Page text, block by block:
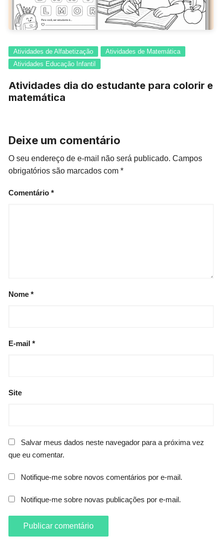
Atividades de Alfabetização
Atividades de Matemática
Atividades Educação Infantil
Atividades dia do estudante para colorir e
matemática
Deixe um comentário
O seu endereço de e-mail não será publicado. Campos
obrigatórios são marcados com*
Comentário*
Nome*
E-mail*
Site
Salvar meus dados neste navegador para a próxima vez
que eu comentar.
Notifique-me sobre novos comentários por e-mail.
Notifique-me sobre novas publicações por e-mail.